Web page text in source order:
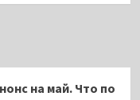
на май. Что по